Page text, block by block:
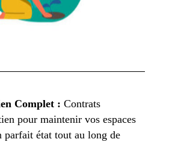
Complet : Contrats
pour maintenir vos espaces
parfait état tout au long de